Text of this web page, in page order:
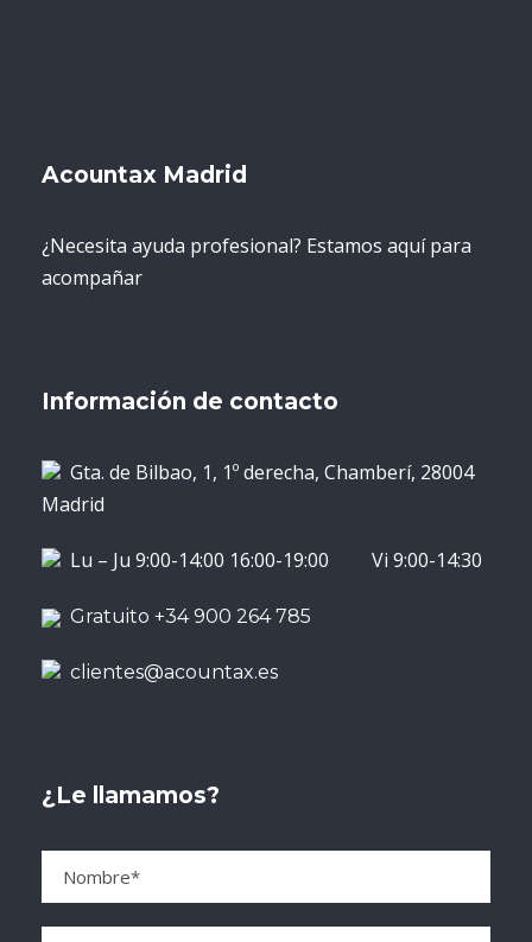
Acountax Madrid
¿Necesita ayuda profesional? Estamos aquí para
acompañar
Información de contacto
Gta. de Bilbao, 1, 1º derecha, Chamberí, 28004
Madrid
Lu – Ju 9:00-14:00 16:00-19:00 Vi 9:00-14:30
Gratuito +34 900 264 785
clientes@acountax.es
¿Le llamamos?